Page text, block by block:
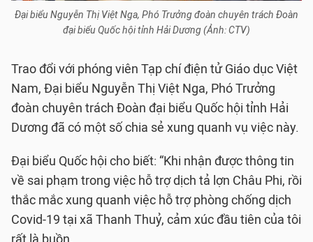
Đại biểu Nguyễn Thị Việt Nga, Phó Trưởng đoàn chuyên trách Đoàn
đại biểu Quốc hội tỉnh Hải Dương (Ảnh: CTV)
Trao đổi với phóng viên Tạp chí điện tử Giáo dục Việt
Nam, Đại biểu Nguyễn Thị Việt Nga, Phó Trưởng
đoàn chuyên trách Đoàn đại biểu Quốc hội tỉnh Hải
Dương đã có một số chia sẻ xung quanh vụ việc này.
Đại biểu Quốc hội cho biết: “Khi nhận được thông tin
về sai phạm trong việc hỗ trợ dịch tả lợn Châu Phi, rồi
thắc mắc xung quanh việc hỗ trợ phòng chống dịch
Covid-19 tại xã Thanh Thuỷ, cảm xúc đầu tiên của tôi